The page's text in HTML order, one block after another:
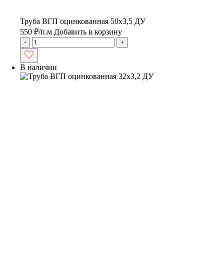
Труба ВГП оцинкованная 50х3,5 ДУ
550 ₽/п.м Добавить в корзину
- +
В наличии